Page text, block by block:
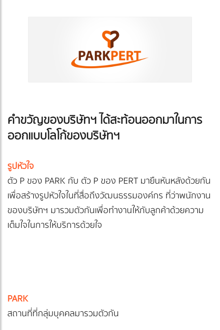
คำขวัญของบริษัทฯ ได้สะท้อนออกมาในการ
ออกแบบโลโก้ของบริษัทฯ
รูปหัวใจ
ตัว P ของ PARK กับ ตัว P ของ PERT มายืนหันหลังด้วยกัน
เพื่อสร้างรูปหัวใจในที่สื่อถึงวัฒนธรรมองค์กร ที่ว่าพนักงาน
ของบริษัทฯ มารวมตัวกันเพื่อทำงานให้กับลูกค้าด้วยความ
เต็มใจในการให้บริการด้วยใจ
PARK
สถานที่ที่กลุ่มบุคคลมารวมตัวกัน